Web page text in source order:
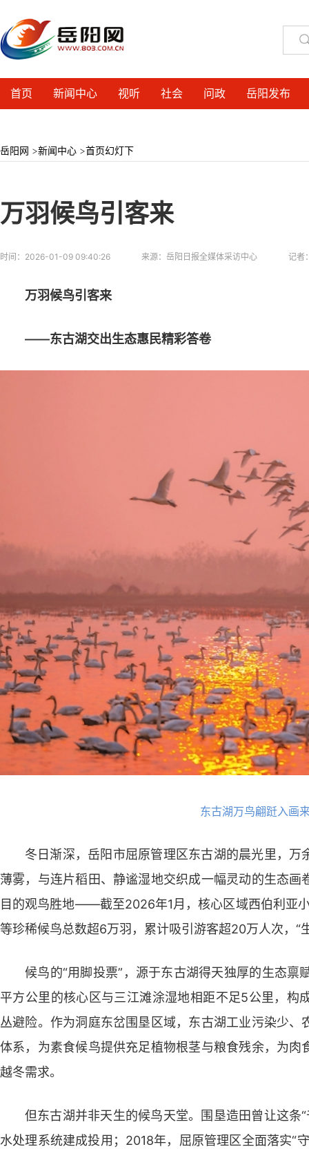
首页 新闻中心 视听 社会 问政 岳阳发布
岳阳网 >新闻中心 >首页幻灯下
万羽候鸟引客来
时间： 2026-01-09 09:40:26 来源： 岳阳日报全媒体采访中心 记者
万羽候鸟引客来
——东古湖交出生态惠民精彩答卷
东古湖万鸟翩跹入画
冬日渐深，岳阳市屈原管理区东古湖的晨光里，
薄雾，与连片稻田、静谧湿地交织成一幅灵动的生态
目的观鸟胜地——截至2026年1月，核心区域西伯利亚
等珍稀候鸟总数超6万羽，累计吸引游客超20万人次，“
候鸟的“用脚投票”，源于东古湖得天独厚的生态
平方公里的核心区与三江滩涂湿地相距不足5公里，构
丛避险。作为洞庭东岔围垦区域，东古湖工业污染少
体系，为素食候鸟提供充足植物根茎与粮食残余，为
越冬需求。
但东古湖并非天生的候鸟天堂。围垦造田曾让这条
水处理系统建成投用；2018年，屈原管理区全面落实“